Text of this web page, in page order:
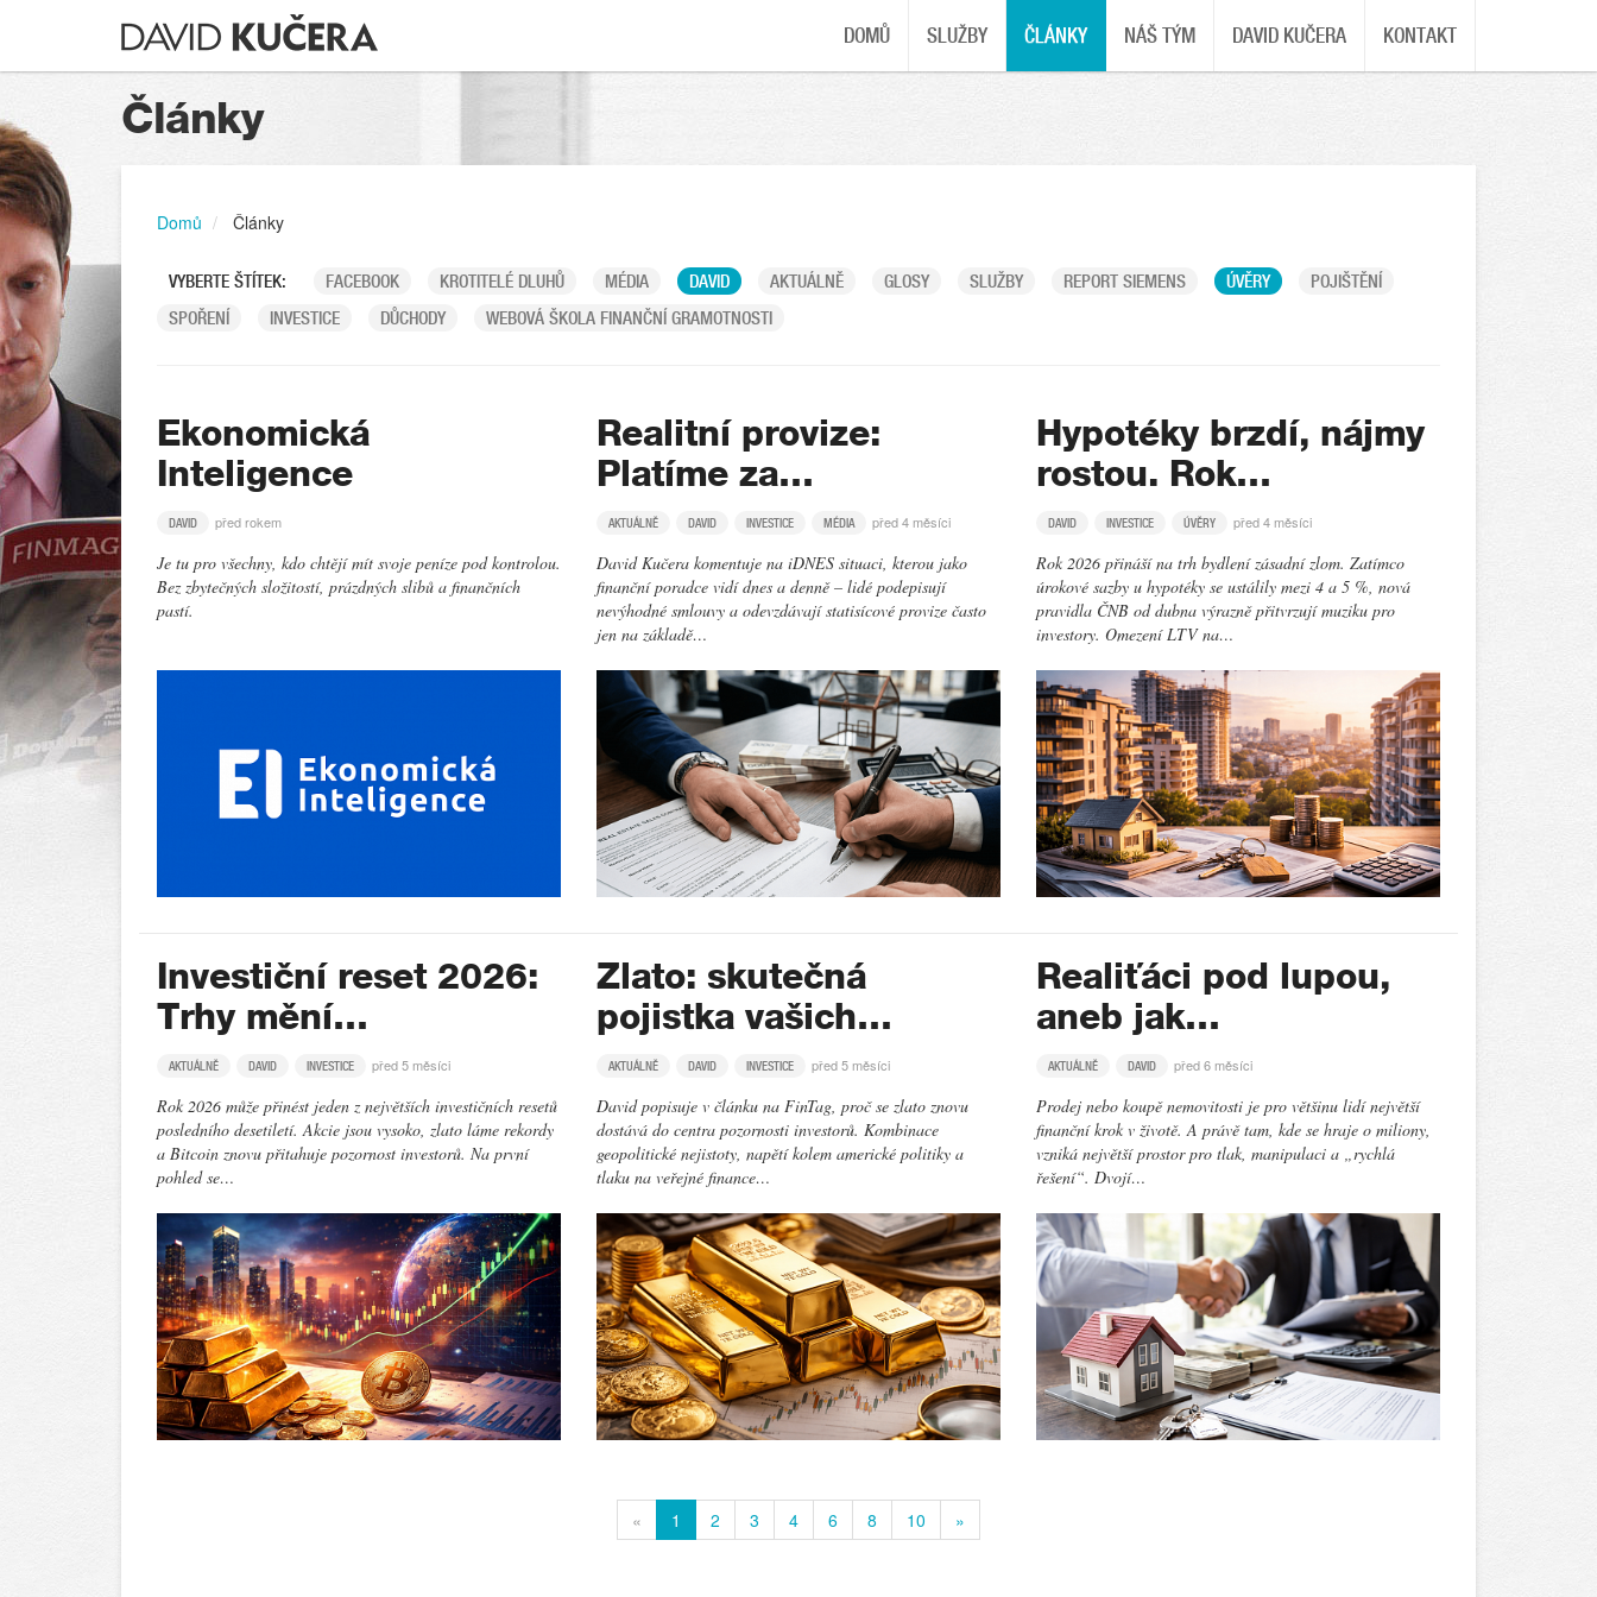
DOMŮ SLUŽBY ČLÁNKY NÁŠ TÝM DAVID KUČERA KONTAKT
Články
Domů Články
VYBERTE ŠTÍTEK: FACEBOOK KROTITELÉ DLUHŮ MÉDIA DAVID AKTUÁLNĚ GLOSY SLUŽBY REPORT SIEMENS ÚVĚRY
POJIŠTĚNÍ
SPOŘENÍ
INVESTICE DŮCHODY WEBOVÁ ŠKOLA FINANČNÍ GRAMOTNOSTI
Ekonomická
Inteligence
DAVID před rokem
Je tu pro všechny, kdo chtějí mít svoje peníze pod kontrolou.
Bez zbytečných složitostí, prázdných slibů a finančních
pastí.
Realitní provize:
Platíme za…
AKTUÁLNĚ DAVID INVESTICE MÉDIA před 4 měsíci
David Kučera komentuje na iDNES situaci, kterou jako
finanční poradce vidí dnes a denně – lidé podepisují
nevýhodné smlouvy a odevzdávají statisícové provize často
jen na základě…
Hypotéky brzdí, nájmy
rostou. Rok…
DAVID INVESTICE ÚVĚRY před 4 měsíci
Rok 2026 přináší na trh bydlení zásadní zlom. Zatímco
úrokové sazby u hypotéky se ustálily mezi 4 a 5 %, nová
pravidla ČNB od dubna výrazně přitvrzují muziku pro
investory. Omezení LTV na…
Investiční reset 2026:
Trhy mění…
AKTUÁLNĚ DAVID INVESTICE před 5 měsíci
Rok 2026 může přinést jeden z největších investičních resetů
posledního desetiletí. Akcie jsou vysoko, zlato láme rekordy
a Bitcoin znovu přitahuje pozornost investorů. Na první
pohled se…
Zlato: skutečná
pojistka vašich…
AKTUÁLNĚ DAVID INVESTICE před 5 měsíci
David popisuje v článku na FinTag, proč se zlato znovu
dostává do centra pozornosti investorů. Kombinace
geopolitické nejistoty, napětí kolem americké politiky a
tlaku na veřejné finance…
Realiťáci pod lupou,
aneb jak…
AKTUÁLNĚ DAVID před 6 měsíci
Prodej nebo koupě nemovitosti je pro většinu lidí největší
finanční krok v životě. A právě tam, kde se hraje o miliony,
vzniká největší prostor pro tlak, manipulaci a „rychlá
řešení“. Dvojí…
« 1 2 3 4 6 8 10 »